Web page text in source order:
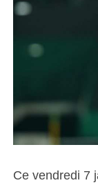
Ce vendredi 7